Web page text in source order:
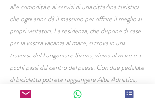
alle comodità e ai servizi di una cittadina turistica
che ogni anno dà il massimo per offrire il meglio ai
propri visitatori. La residenza, che dispone di case
per la vostra vacanza al mare, si trova in una
traversa del Lungomare Sirena, vicino al mare e a
pochi passi dal centro del paese. Con due pedalate
di bicicletta potrete raggiungere Alba Adriatica,
una delle tappe della lunghissima pista ciclabile che